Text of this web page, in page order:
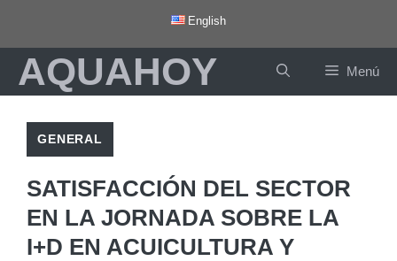
contenido
English
AQUAHOY Menú
GENERAL
SATISFACCIÓN DEL SECTOR
EN LA JORNADA SOBRE LA
I+D EN ACUICULTURA Y